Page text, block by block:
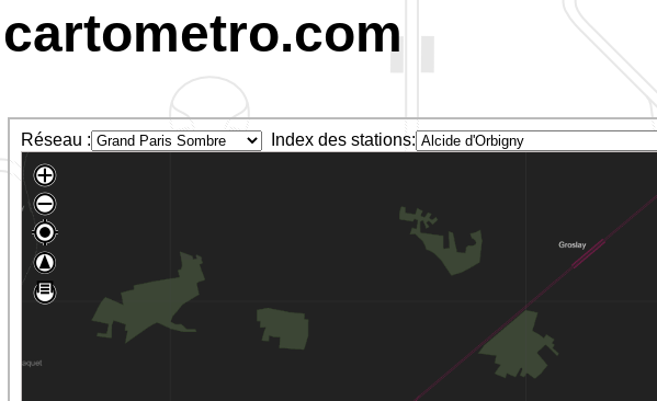
cartometro.com
Réseau : Index des stations: